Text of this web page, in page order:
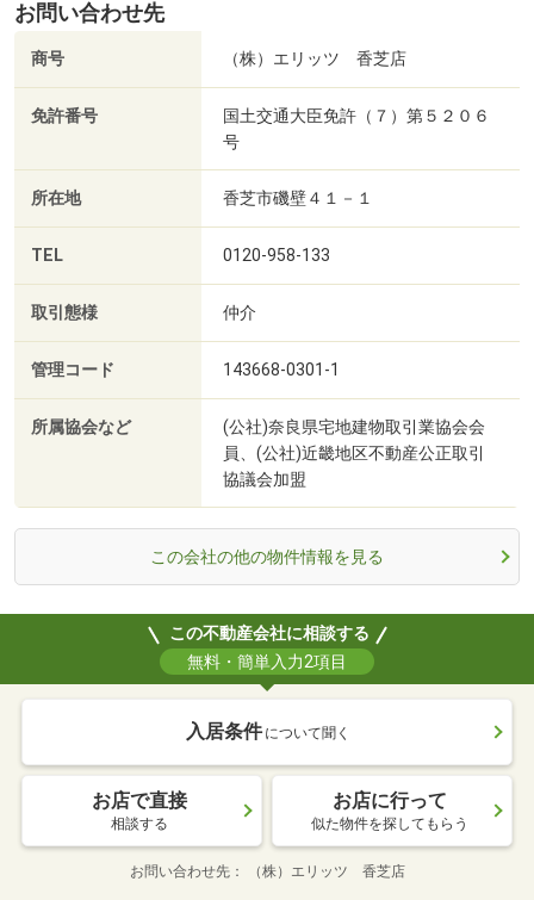
お問い合わせ先
商号 （株）エリッツ 香芝店
免許番号
国土交通大臣免許（７）第５２０６
号
所在地 香芝市磯壁４１－１
TEL 0120-958-133
取引態様 仲介
管理コード 143668-0301-1
所属協会など
(公社)奈良県宅地建物取引業協会会
員、(公社)近畿地区不動産公正取引
協議会加盟
この会社の他の物件情報を見る
この不動産会社に相談する
無料・簡単入力2項目
入居条件 について聞く
お店で直接
相談する
お店に行って
似た物件を探してもらう
お問い合わせ先 （株）エリッツ 香芝店